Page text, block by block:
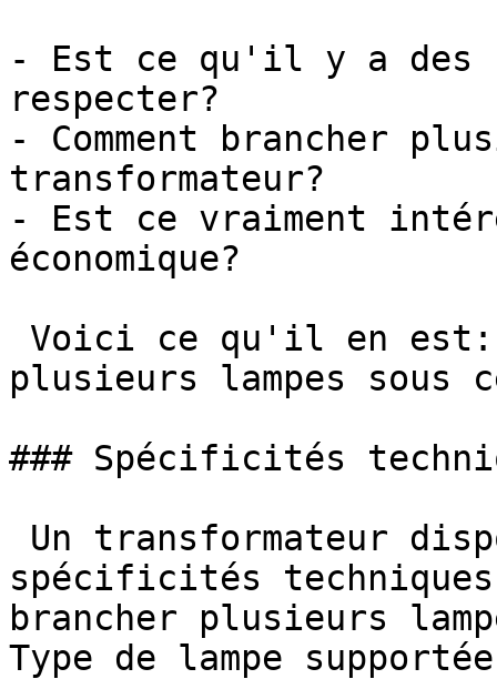
- Est ce qu'il y a des
respecter?
- Comment brancher
transformateur?
- Est ce vraiment
économique?
plusieurs lampes sous
### Spécificités
spécificités
brancher plusieurs
Type de lampe